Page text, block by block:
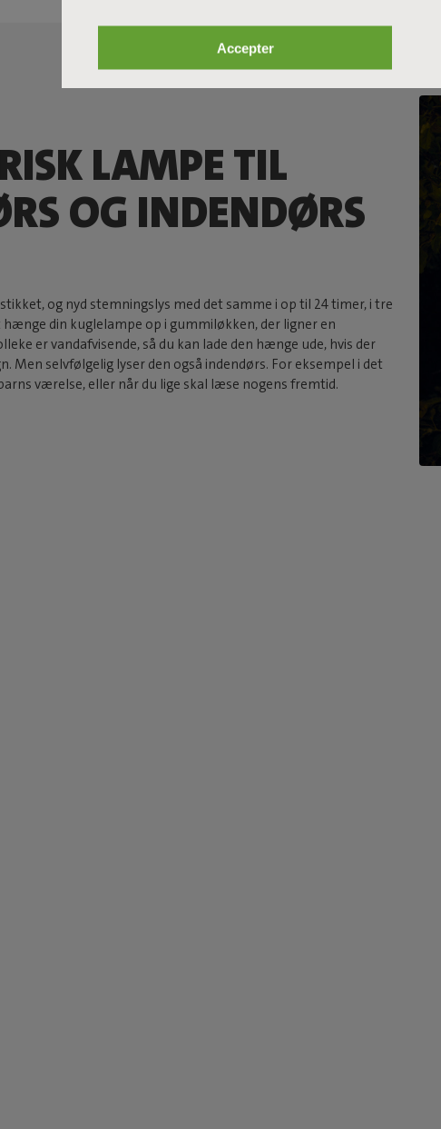
Accepter
LAMPE TIL
OG INDENDØRS
og nyd stemningslys med det samme i op til 24 timer, i tre
din kuglelampe op i gummiløkken, der ligner en
er vandafvisende, så du kan lade den hænge ude, hvis der
Men selvfølgelig lyser den også indendørs. For eksempel i det
værelse, eller når du lige skal læse nogens fremtid.